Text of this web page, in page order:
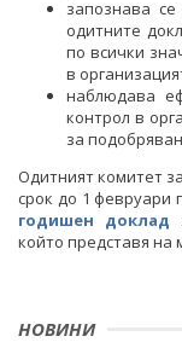
НОВИНИ
ЕНЕРГИЙНИТЕ
РЕЗУЛТАТИ
РЪКОВОДНИ
СТУДЕНТСКИ
ЗАКОНИ
ДИРЕКТИВИ И
НАРЕДБИ
ПОСТАНОВЛЕНИЯ
ПРАВИЛНИЦИ
ВРЪЗКИ
ИНСТИТУЦИИ
ДРУЖЕСТВА С
БИЗНЕС
БГ
запознава
одитните
по всички
в
наблюдава
контрол в
за
Одитният комитет
срок до 1 февруари
годишен доклад
който представя на